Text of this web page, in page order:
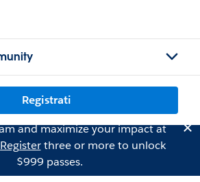
Registrati
and maximize your impact at
Registerthree or more to unlock
$999 passes.